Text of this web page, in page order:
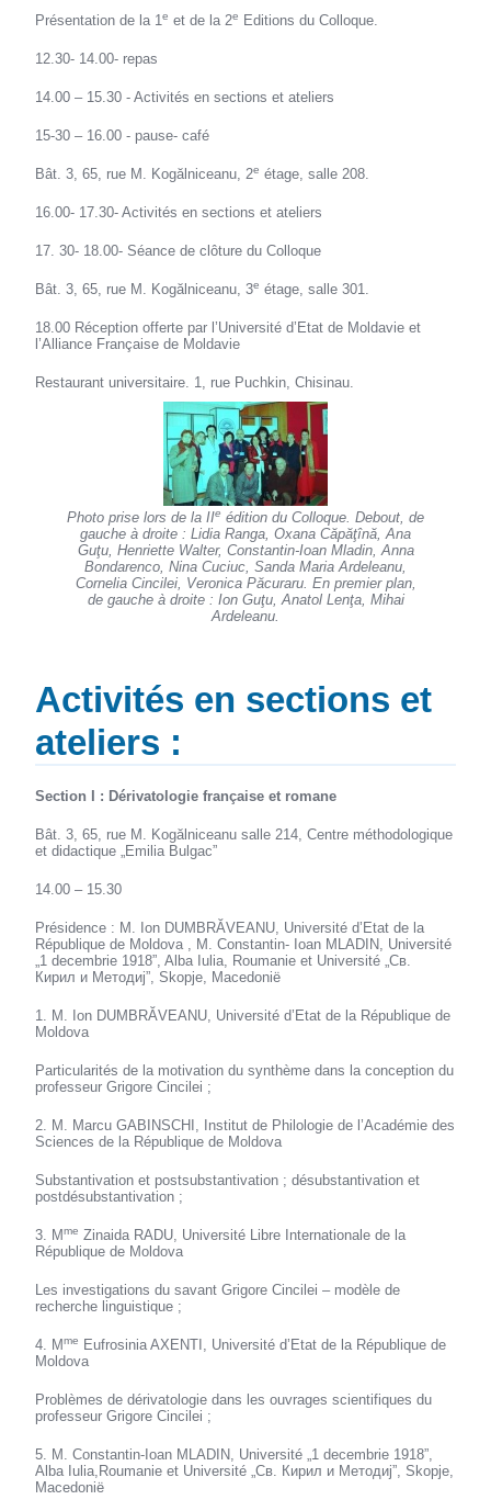
Présentation de la 1e et de la 2e Editions du Colloque.
12.30- 14.00- repas
14.00 – 15.30 - Activités en sections et ateliers
15-30 – 16.00 - pause- café
Bât. 3, 65, rue M. Kogălniceanu, 2e étage, salle 208.
16.00- 17.30- Activités en sections et ateliers
17. 30- 18.00- Séance de clôture du Colloque
Bât. 3, 65, rue M. Kogălniceanu, 3e étage, salle 301.
18.00 Réception offerte par l’Université d’Etat de Moldavie et
l’Alliance Française de Moldavie
Restaurant universitaire. 1, rue Puchkin, Chisinau.
Photo prise lors de la IIe édition du Colloque. Debout, de
gauche à droite : Lidia Ranga, Oxana Căpăţînă, Ana
Guţu, Henriette Walter, Constantin-Ioan Mladin, Anna
Bondarenco, Nina Cuciuc, Sanda Maria Ardeleanu,
Cornelia Cincilei, Veronica Păcuraru. En premier plan,
de gauche à droite : Ion Guţu, Anatol Lenţa, Mihai
Ardeleanu.
Activités en sections et
ateliers :
Section I : Dérivatologie française et romane
Bât. 3, 65, rue M. Kogălniceanu salle 214, Centre méthodologique
et didactique „Emilia Bulgac”
14.00 – 15.30
Présidence : M. Ion DUMBRĂVEANU, Université d’Etat de la
République de Moldova , M. Constantin- Ioan MLADIN, Université
„1 decembrie 1918”, Alba Iulia, Roumanie et Université „Св.
Кирил и Методиj”, Skopje, Macedonië
1. M. Ion DUMBRĂVEANU, Université d’Etat de la République de
Moldova
Particularités de la motivation du synthème dans la conception du
professeur Grigore Cincilei ;
2. M. Marcu GABINSCHI, Institut de Philologie de l’Académie des
Sciences de la République de Moldova
Substantivation et postsubstantivation ; désubstantivation et
postdésubstantivation ;
3. Mme Zinaida RADU, Université Libre Internationale de la
République de Moldova
Les investigations du savant Grigore Cincilei – modèle de
recherche linguistique ;
4. Mme
Eufrosinia AXENTI, Université d’Etat de la République de
Moldova
Problèmes de dérivatologie dans les ouvrages scientifiques du
professeur Grigore Cincilei ;
5. M. Constantin-Ioan MLADIN, Université „1 decembrie 1918”,
Alba Iulia,Roumanie et Université „Св. Кирил и Методиj”, Skopje,
Macedonië